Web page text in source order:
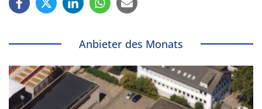
Anbieter des Monats